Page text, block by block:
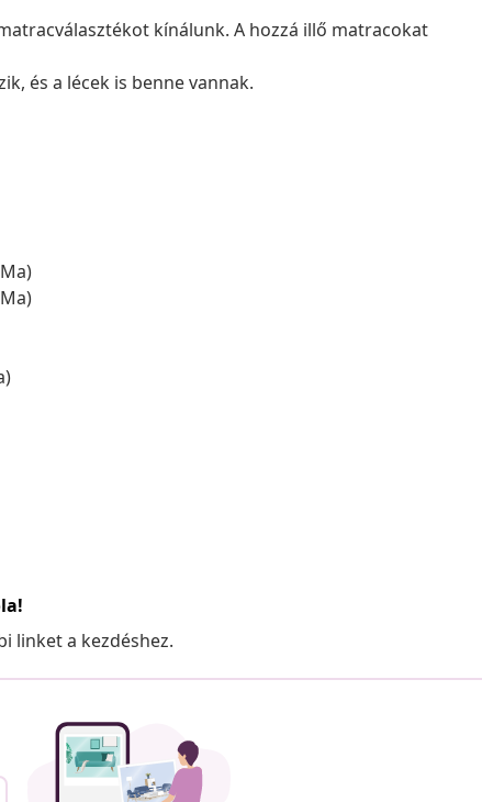
kínálunk. A hozzá illő matracokat
és a lécek is benne vannak.
linket a kezdéshez.